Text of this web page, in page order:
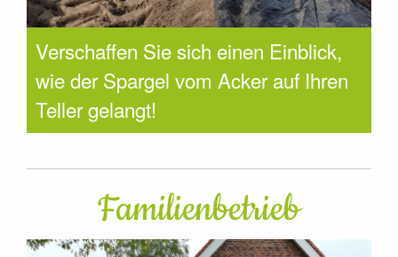
Verschaffen Sie sich einen Einblick,
wie der Spargel vom Acker auf Ihren
Teller gelangt!
Familienbetrieb